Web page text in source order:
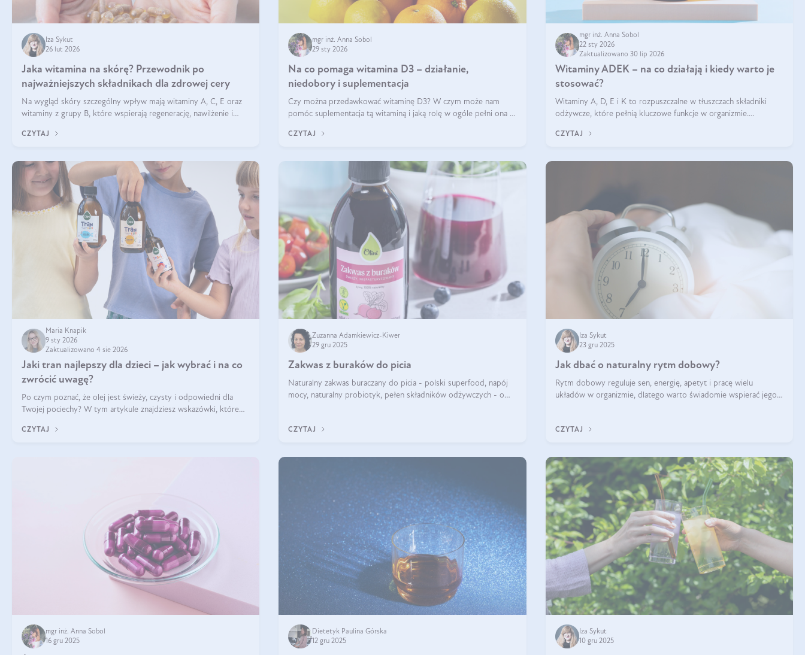
Iza Sykut
26 lut 2026
Jaka witamina na skórę? Przewodnik po
najważniejszych składnikach dla zdrowej cery
Na wygląd skóry szczególny wpływ mają witaminy A, C, E oraz
witaminy z grupy B, które wspierają regenerację, nawilżenie i
CZYTAJ
mgr inż. Anna Sobol
29 sty 2026
Na co pomaga witamina D3 – działanie,
niedobory i suplementacja
Czy można przedawkować witaminę D3? W czym może nam
pomóc suplementacja tą witaminą i jaką rolę w ogóle pełni ona w
zalecane jest jesienią i zimą, ale czy wiesz, dlaczego warto to
CZYTAJ
mgr inż. Anna Sobol
22 sty 2026
Zaktualizowano 30 lip 2026
Witaminy ADEK – na co działają i kiedy warto je
stosować?
Witaminy A, D, E i K to rozpuszczalne w tłuszczach składniki
odżywcze, które pełnią kluczowe funkcje w organizmie.
krzepliwość krwi oraz mineralizację kości.
CZYTAJ
Maria Knapik
9 sty 2026
Zaktualizowano 4 sie 2026
Jaki tran najlepszy dla dzieci – jak wybrać i na co
zwrócić uwagę?
Po czym poznać, że olej jest świeży, czysty i odpowiedni dla
Twojej pociechy? W tym artykule znajdziesz wskazówki, które
CZYTAJ
Zuzanna Adamkiewicz-Kiwer
29 gru 2025
Zakwas z buraków do picia
Naturalny zakwas buraczany do picia - polski superfood, napój
mocy, naturalny probiotyk, pełen składników odżywczych - o
CZYTAJ
Iza Sykut
23 gru 2025
Jak dbać o naturalny rytm dobowy?
Rytm dobowy reguluje sen, energię, apetyt i pracę wielu
układów w organizmie, dlatego warto świadomie wspierać jego
CZYTAJ
mgr inż. Anna Sobol
16 gru 2025
Dietetyk Paulina Górska
12 gru 2025
Iza Sykut
10 gru 2025